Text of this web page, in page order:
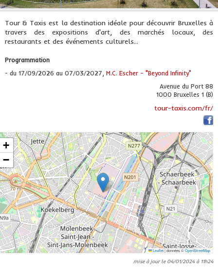
Tour & Taxis est la destination idéale pour découvrir Bruxelles à
travers des expositions d'art, des marchés locaux, des
restaurants et des événements culturels...
Programmation
- du 17/09/2026 au 07/03/2027, M.C. Escher – "Beyond Infinity"
Avenue du Port 88
1000 Bruxelles 1 (B)
tour-taxis.com/fr/
+
−
Leaflet|données ©OpenStreetMap
mise à jour le 04/01/2024 à 11h24